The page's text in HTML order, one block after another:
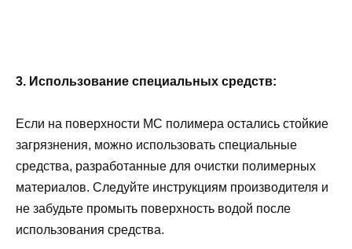
3. Использование специальных средств:
Если на поверхности МС полимера остались стойкие
загрязнения, можно использовать специальные
средства, разработанные для очистки полимерных
материалов. Следуйте инструкциям производителя и
не забудьте промыть поверхность водой после
использования средства.